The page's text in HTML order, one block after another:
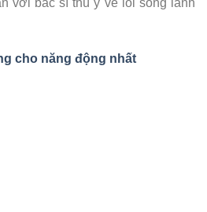
với bác sĩ thú y về lối sống lành
cho năng động nhất